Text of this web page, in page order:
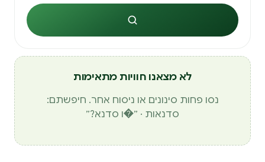
חיפוש
לא מצאנו חוויות מתאימות
נסו פחות סינונים או ניסוח אחר. חיפשתם:
סדנאות · ״�ו סדנא?״